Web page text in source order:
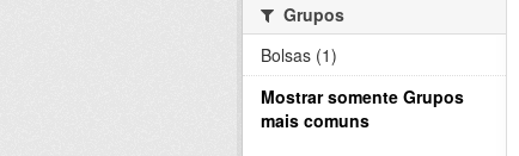
Grupos
Bolsas (1)
Mostrar somente Grupos
mais comuns